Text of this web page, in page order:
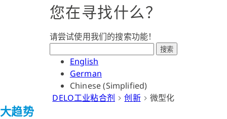
您在寻找什么？
请尝试使用我们的搜索功能！
搜索
English
German
Chinese (Simplified)
DELO工业粘合剂
创新 微型化
大趋势